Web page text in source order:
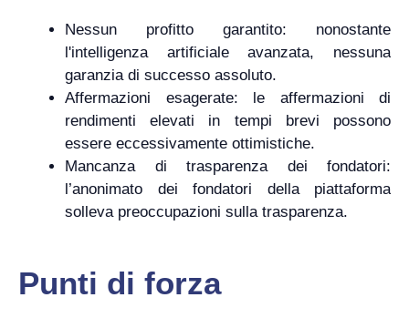
Nessun profitto garantito: nonostante
l'intelligenza artificiale avanzata, nessuna
garanzia di successo assoluto.
Affermazioni esagerate: le affermazioni di
rendimenti elevati in tempi brevi possono
essere eccessivamente ottimistiche.
Mancanza di trasparenza dei fondatori:
l’anonimato dei fondatori della piattaforma
solleva preoccupazioni sulla trasparenza.
Punti di forza